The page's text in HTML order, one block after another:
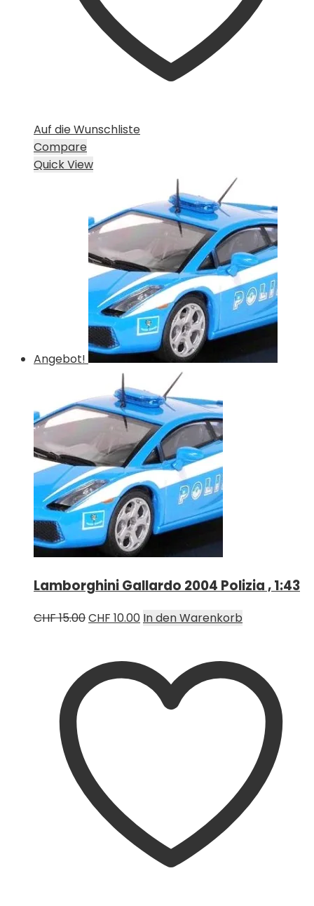
Auf die Wunschliste
Compare
Quick View
Angebot!
Lamborghini Gallardo 2004 Polizia , 1:43
CHF15.00Ursprünglicher
CHF 15.00
CHF 10.00Aktueller
CHF 10.00.
In den Warenkorb